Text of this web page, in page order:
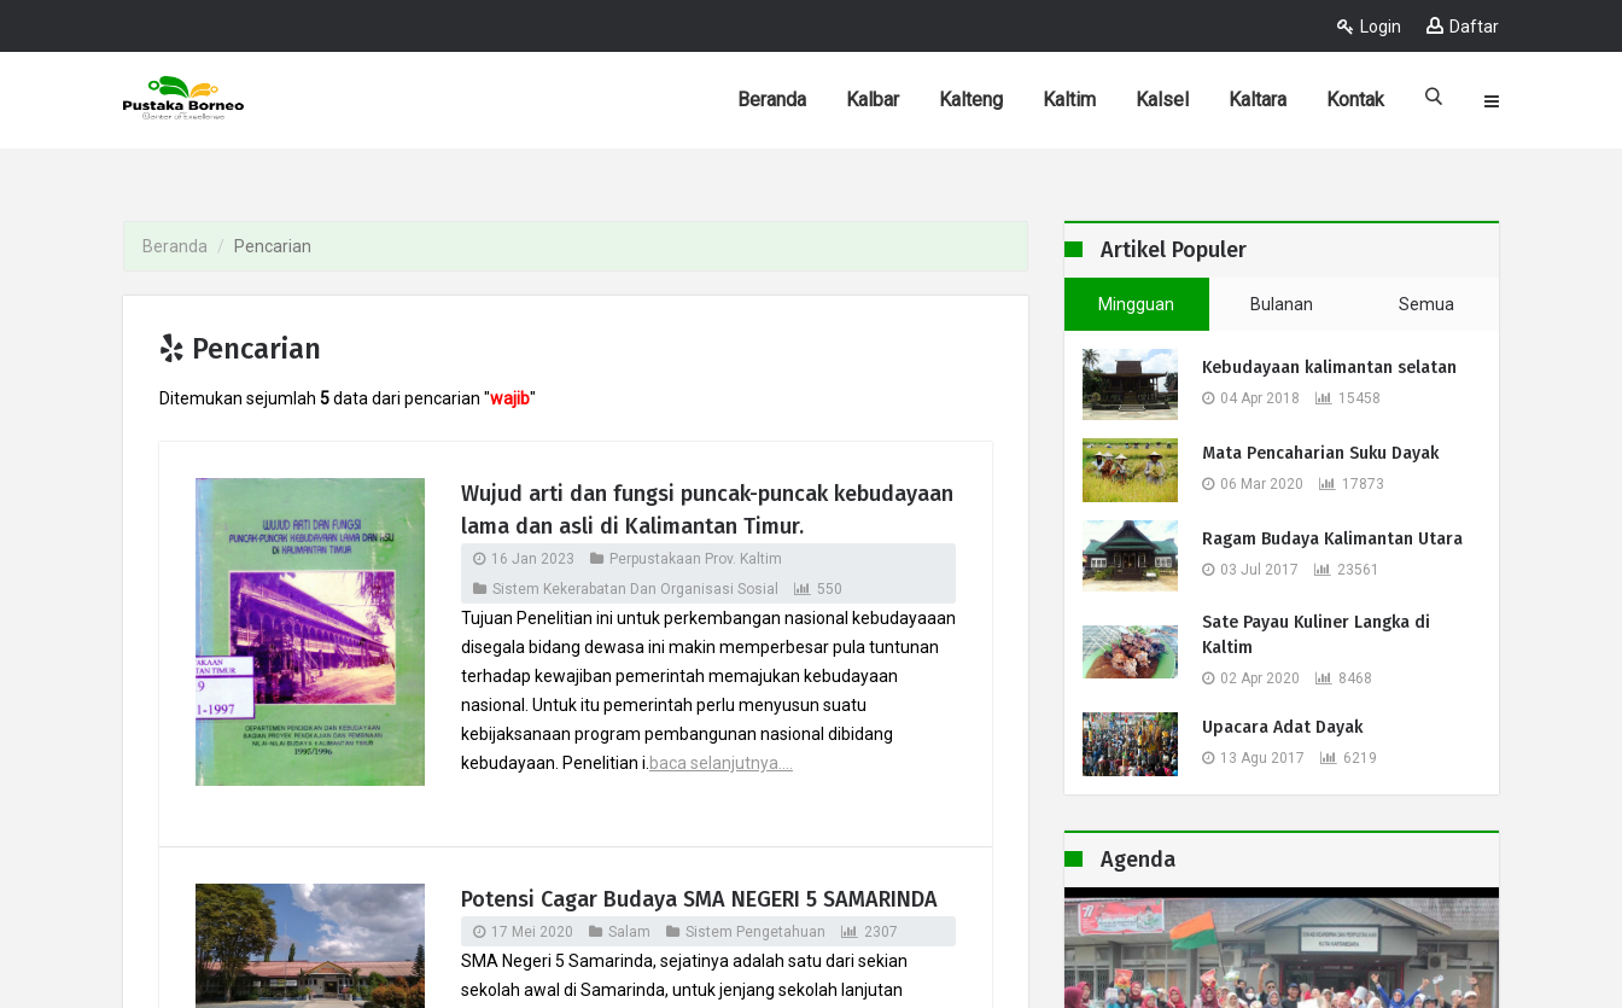
Login Daftar
Beranda Kalbar Kalteng Kaltim Kalsel Kaltara Kontak
Beranda Pencarian
Pencarian
Ditemukan sejumlah 5data dari pencarian "wajib"
Wujud arti dan fungsi puncak-puncak kebudayaan
lama dan asli di Kalimantan Timur.
16 Jan 2023
Perpustakaan Prov. Kaltim
Sistem Kekerabatan Dan Organisasi Sosial
550
Tujuan Penelitian ini untuk perkembangan nasional kebudayaaan
disegala bidang dewasa ini makin memperbesar pula tuntunan
terhadap kewajiban pemerintah memajukan kebudayaan
nasional. Untuk itu pemerintah perlu menyusun suatu
kebijaksanaan program pembangunan nasional dibidang
kebudayaan. Penelitian i. baca selanjutnya....
Potensi Cagar Budaya SMA NEGERI 5 SAMARINDA
17 Mei 2020 Salam Sistem Pengetahuan 2307
SMA Negeri 5 Samarinda, sejatinya adalah satu dari sekian
sekolah awal di Samarinda, untuk jenjang sekolah lanjutan
Artikel Populer
Mingguan Bulanan Semua
Kebudayaan kalimantan selatan
04 Apr 2018 15458
Mata Pencaharian Suku Dayak
06 Mar 2020 17873
Ragam Budaya Kalimantan Utara
03 Jul 2017 23561
Sate Payau Kuliner Langka di
Kaltim
02 Apr 2020 8468
Upacara Adat Dayak
13 Agu 2017 6219
Agenda